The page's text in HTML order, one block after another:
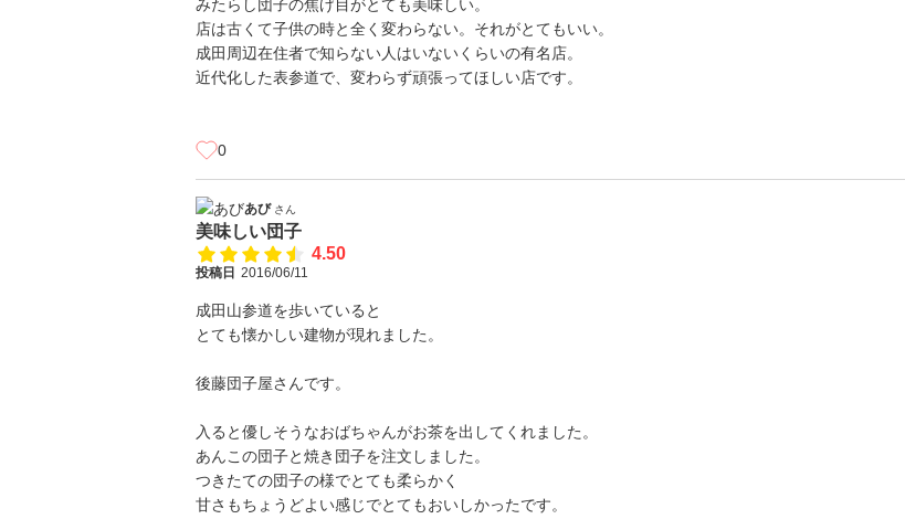
みたらし団子の焦げ目がとても美味しい。
店は古くて子供の時と全く変わらない。それがとてもいい。
成田周辺在住者で知らない人はいないくらいの有名店。
近代化した表参道で、変わらず頑張ってほしい店です。
0
あび さん
美味しい団子
4.50
投稿日 2016/06/11
成田山参道を歩いていると
とても懐かしい建物が現れました。
後藤団子屋さんです。
入ると優しそうなおばちゃんがお茶を出してくれました。
あんこの団子と焼き団子を注文しました。
つきたての団子の様でとても柔らかく
甘さもちょうどよい感じでとてもおいしかったです。